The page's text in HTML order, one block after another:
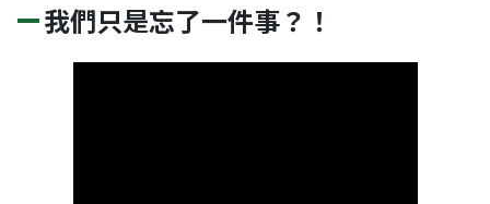
我們只是忘了一件事？！